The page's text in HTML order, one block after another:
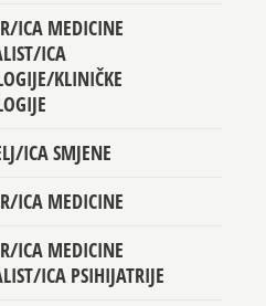
ICA MEDICINE
ICA
KLINIČKE
ICA SMJENE
ICA MEDICINE
ICA MEDICINE
ICA PSIHIJATRIJE